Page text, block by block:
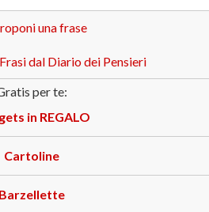
una frase
dal Diario dei Pensieri
per te:
in REGALO
Cartoline
Barzellette